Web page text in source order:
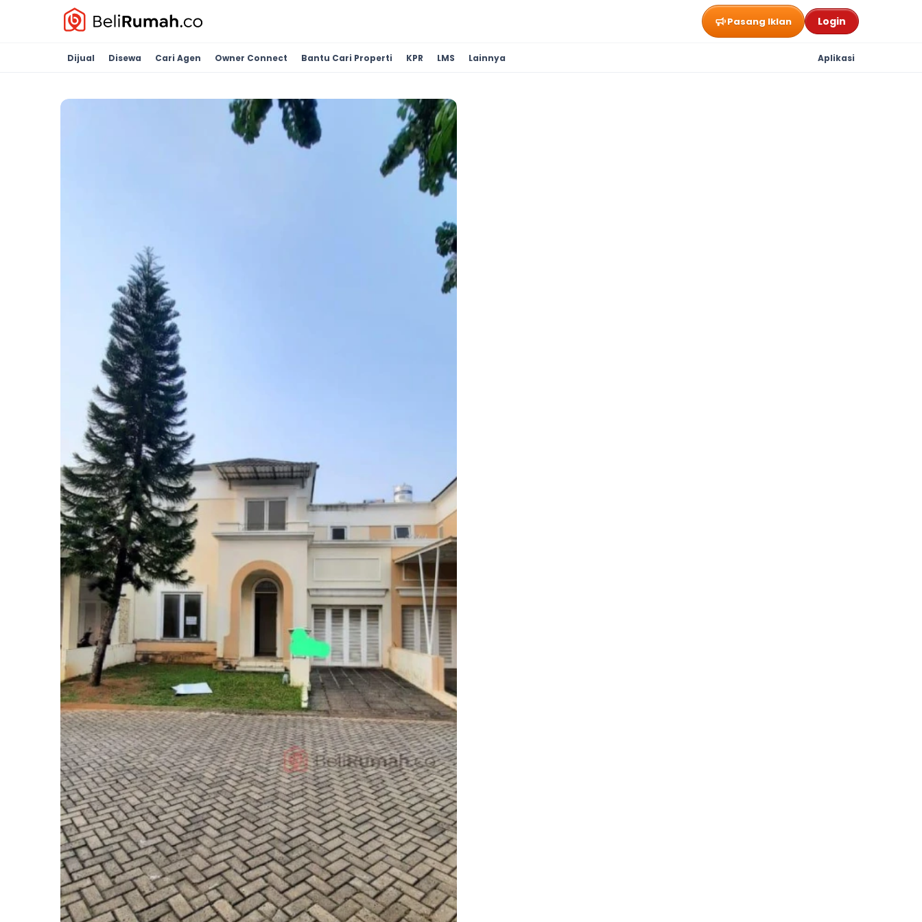
Pasang Iklan Login
Dijual Disewa Cari Agen Owner Connect Bantu Cari Properti KPR LMS Lainnya Aplikasi